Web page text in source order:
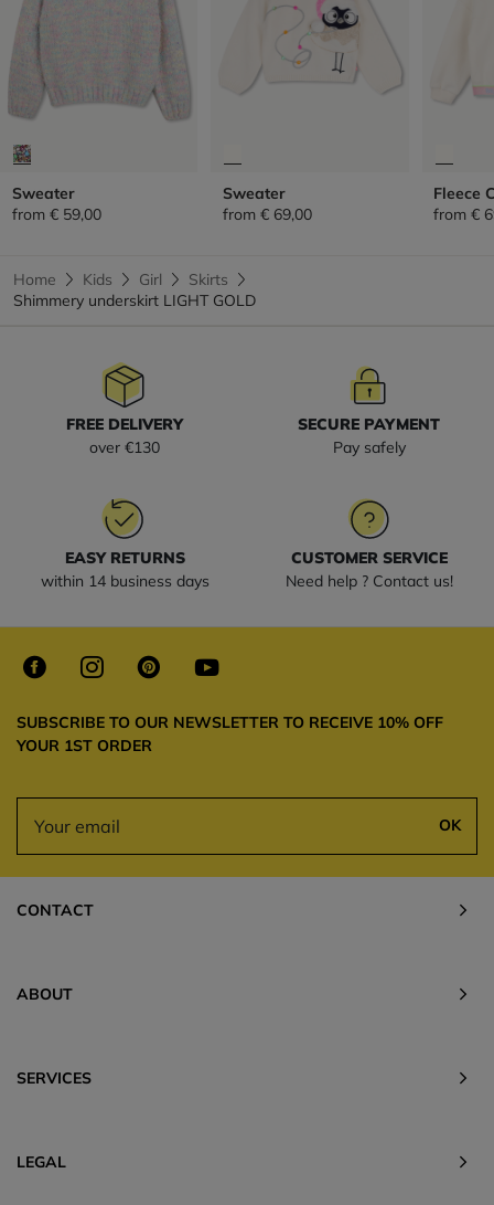
Sweater
from € 59,00
Sweater
from € 69,00
Fleece
from€
Home Kids Girl
Skirts
Shimmery underskirt LIGHT GOLD
FREE DELIVERY
over €130
SECURE PAYMENT
Pay safely
EASY RETURNS
within 14 business days
CUSTOMER SERVICE
Need help ? Contact us!
SUBSCRIBE TO OUR NEWSLETTER TO RECEIVE 10% OFF
YOUR 1ST ORDER
OK
CONTACT
ABOUT
SERVICES
LEGAL